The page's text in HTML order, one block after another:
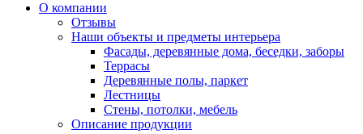
О компании
Отзывы
Наши объекты и предметы интерьера
Фасады, деревянные дома, беседки, заборы
Террасы
Деревянные полы, паркет
Лестницы
Стены, потолки, мебель
Описание продукции